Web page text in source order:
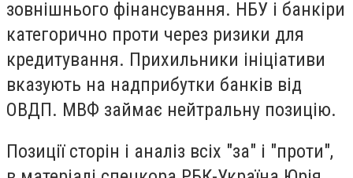
зовнішнього фінансування. НБУ і банкіри
категорично проти через ризики для
кредитування. Прихильники ініціативи
вказують на надприбутки банків від
ОВДП. МВФ займає нейтральну позицію.
Позиції сторін і аналіз всіх "за" і "проти",